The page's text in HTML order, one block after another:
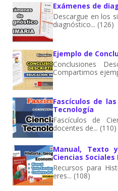
Exámenes de
Descargue en los
diagnóstico... (126)
Ejemplo de
Conclusiones
Compartimos
Fascículos de
Tecnología
Fascículos de
docentes de... (110)
Manual, Texto
Ciencias Sociales
Recursos para
eres... (108)